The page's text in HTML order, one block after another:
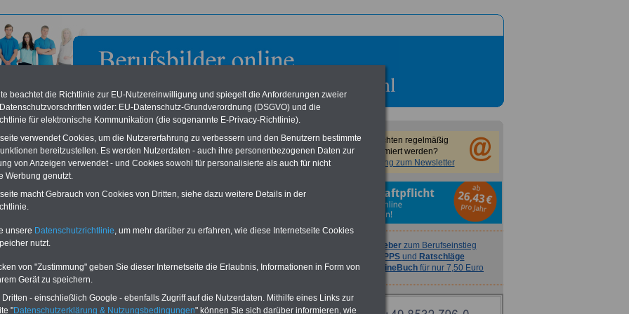
AG
BERUFSEINSTIEG im öffentlichen
Berufseinstieg im öffentlichen Dienst
Praktikanten, Beamtenanwärter/innen und
Sie erhalten für die gesamte Ausbildungszeit eine
und Orientierung. Schließlich gelten für
im öffentlichen Dienst viele Besonderheiten. Gerade
innen gelten speziellen Regelungen bei
Sie möchten regelmäßig
informiert werden?
Anmeldung zum Newsletter
Ratgeberzum Berufseinstieg
TIPPS und Ratschläge
>>>
OnlineBuch für nur 7,50 Euro
beachtet die Richtlinie zur EU-Nutzereinwilligung und spiegelt die Anforderungen zweier
wider: EU-Datenschutz-Grundverordnung (DSGVO) und die
für elektronische Kommunikation (die sogenannte E-Privacy-Richtlinie).
verwendet Cookies, um die Nutzererfahrung zu verbessern und den Benutzern bestimmte
bereitzustellen. Es werden Nutzerdaten - auch ihre personenbezogenen Daten zur
von Anzeigen verwendet - und Cookies sowohl für personalisierte als auch für nicht
Werbung genutzt.
macht Gebrauch von Cookies von Dritten, siehe dazu weitere Details in der
unsere Datenschutzrichtlinie, um mehr darüber zu erfahren, wie diese Internetseite Cookies
nutzt.
von "Zustimmung" geben Sie dieser Internetseite die Erlaubnis, Informationen in Form von
Gerät zu speichern.
- einschließlich Google - ebenfalls Zugriff auf die Nutzerdaten. Mithilfe eines Links zur
"Datenschutzerklärung & Nutzungsbedingungen" können Sie sich darüber informieren, wie